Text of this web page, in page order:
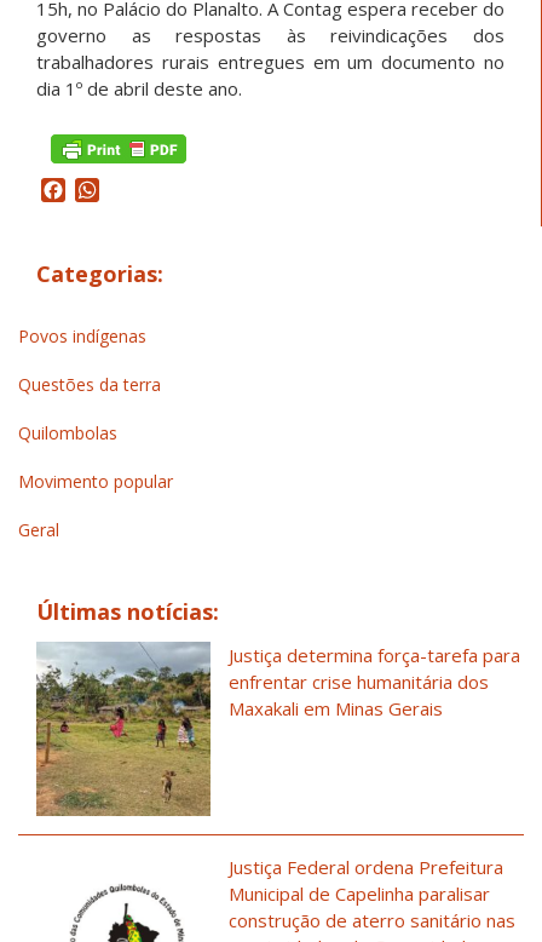
15h, no Palácio do Planalto. A Contag espera receber do
governo as respostas às reivindicações dos
trabalhadores rurais entregues em um documento no
dia 1º de abril deste ano.
Facebook
Categorias:
Povos indígenas
Questões da terra
Quilombolas
Movimento popular
Geral
Últimas notícias:
Justiça determina força-tarefa para
enfrentar crise humanitária dos
Maxakali em Minas Gerais
Justiça Federal ordena Prefeitura
Municipal de Capelinha paralisar
construção de aterro sanitário nas